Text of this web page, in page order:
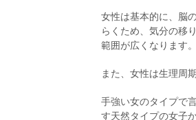
女性は基本的に、脳
らくため、気分の移
範囲が広くなります。
また、女性は生理周
手強い女のタイプで
す天然タイプの女子